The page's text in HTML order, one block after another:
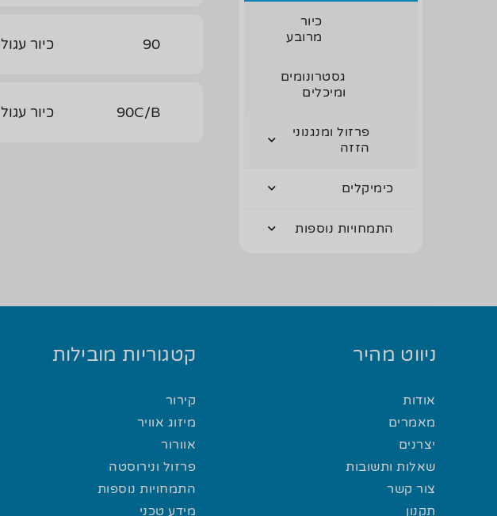
כיור
מרובע
גסטרונומים
ומיכלים
פרזול ומנגנוני
הזזה
כימיקלים
התמחויות נוספות
90 כיור עגול 420 עומק 180 לריתוך
90C/B כיור עגול 420 עומק 180 להלבשה
ניווט מהיר
אודות
מאמרים
יצרנים
שאלות ותשובות
צור קשר
תקנון
קטגוריות מובילות
קירור
מיזוג אוויר
אוורור
פרזול ונירוסטה
התמחויות נוספות
מידע טכני